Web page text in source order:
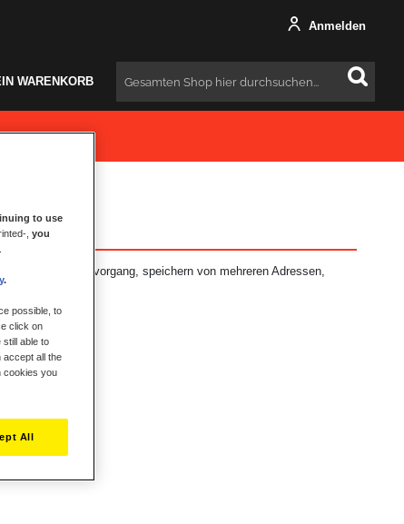
Anmelden
WARENKORB Suchen
Bestellvorgang, speichern von mehreren Adressen,
to use
, you
.
possible, to
click on
still able to
accept all the
cookies you
All